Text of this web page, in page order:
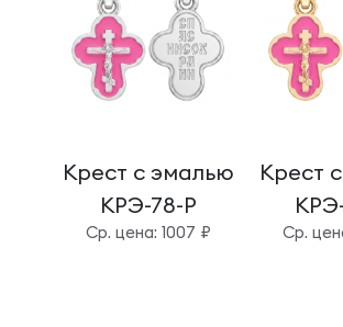
Крест с эмалью
КРЭ-78-Р
Cр. цена: 1007 ₽
Крест
Cр.